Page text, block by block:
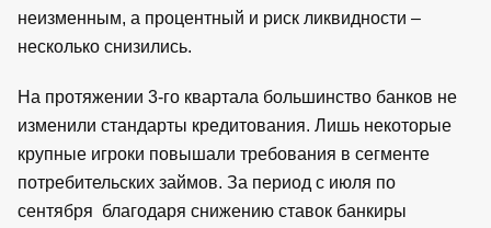
неизменным, а процентный и риск ликвидности –
несколько снизились.
На протяжении 3-го квартала большинство банков не
изменили стандарты кредитования. Лишь некоторые
крупные игроки повышали требования в сегменте
потребительских займов. За период с июля по
сентября благодаря снижению ставок банкиры